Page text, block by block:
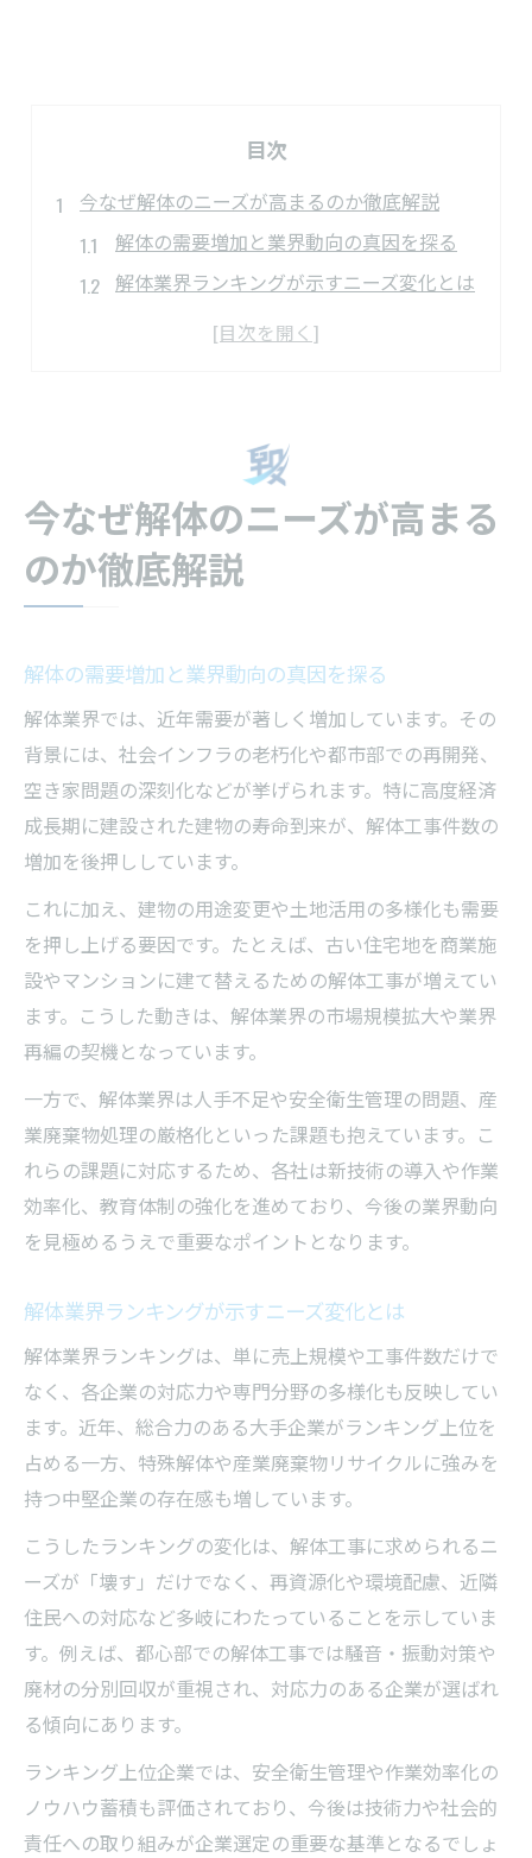
目次
今なぜ解体のニーズが高まるのか徹底解説
解体の需要増加と業界動向の真因を探る
解体業界ランキングが示すニーズ変化とは
解体工事件数推移と社会背景のつながり
解体業界の市場規模と将来性を読み解く
解体業界の市場規模拡大がもたらす影響
解体業界ランキングと未来予測の関係性
解体工事市場動向から見る将来性の本質
利益の秘密と解体工事における実務ポイント
解体業が高収益となる仕組みを徹底解説
解体工事の利益構造と市場規模の関係性
現場で解体利益を最大化する実務ノウハウ
解体業界ランキングと収益力の相関を探る
需要拡大を支える解体業の現場課題とは
解体業が抱える現場課題とその克服策
解体工事現場の安全衛生問題の実態分析
解体ニーズ増加による課題と対応ポイント
解体業界の問題点と将来への対策を考察
解体工事現場で直面する人手不足の現状
安全衛生が左右する解体工事の信頼性
解体工事の安全衛生管理と信頼構築の鍵
解体現場で重要視される安全対策の実践
解体業安全衛生管理の問題点と改善事例
人手不足と変化する解体業界動向の本質
解体業界の人手不足と雇用環境の変化分析
解体業の将来性と人材確保の最新動向
解体業界動向が示す今後の課題と成長要因
解体工事市場動向から人手不足の実態解明
解体業に向いている人の特徴と活躍の場
今なぜ解体のニーズが高まる
のか徹底解説
解体の需要増加と業界動向の真因を探る
解体業界では、近年需要が著しく増加しています。その
背景には、社会インフラの老朽化や都市部での再開発、
空き家問題の深刻化などが挙げられます。特に高度経済
成長期に建設された建物の寿命到来が、解体工事件数の
増加を後押ししています。
これに加え、建物の用途変更や土地活用の多様化も需要
を押し上げる要因です。たとえば、古い住宅地を商業施
設やマンションに建て替えるための解体工事が増えてい
ます。こうした動きは、解体業界の市場規模拡大や業界
再編の契機となっています。
一方で、解体業界は人手不足や安全衛生管理の問題、産
業廃棄物処理の厳格化といった課題も抱えています。こ
れらの課題に対応するため、各社は新技術の導入や作業
効率化、教育体制の強化を進めており、今後の業界動向
を見極めるうえで重要なポイントとなります。
解体業界ランキングが示すニーズ変化とは
解体業界ランキングは、単に売上規模や工事件数だけで
なく、各企業の対応力や専門分野の多様化も反映してい
ます。近年、総合力のある大手企業がランキング上位を
占める一方、特殊解体や産業廃棄物リサイクルに強みを
持つ中堅企業の存在感も増しています。
こうしたランキングの変化は、解体工事に求められるニ
ーズが「壊す」だけでなく、再資源化や環境配慮、近隣
住民への対応など多岐にわたっていることを示していま
す。例えば、都心部での解体工事では騒音・振動対策や
廃材の分別回収が重視され、対応力のある企業が選ばれ
る傾向にあります。
ランキング上位企業では、安全衛生管理や作業効率化の
ノウハウ蓄積も評価されており、今後は技術力や社会的
責任への取り組みが企業選定の重要な基準となるでしょ